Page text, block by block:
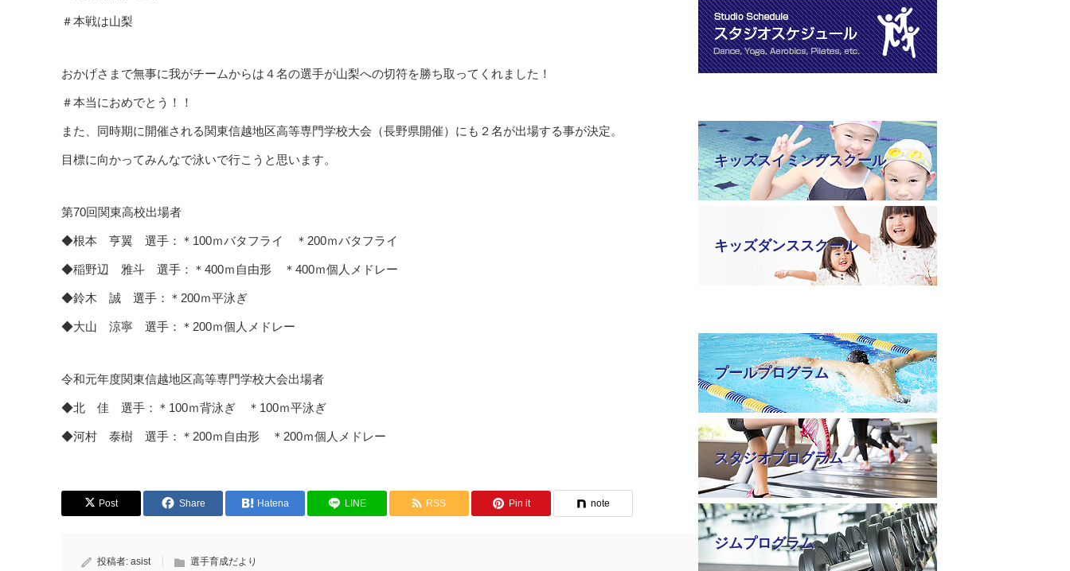
＃本戦は山梨
おかげさまで無事に我がチームからは４名の選手が山梨への切符を勝ち取ってくれました！
＃本当におめでとう！！
また、同時期に開催される関東信越地区高等専門学校大会（長野県開催）にも２名が出場する事が決定。
目標に向かってみんなで泳いで行こうと思います。
第70回関東高校出場者
◆根本 亨翼 選手：＊100ｍバタフライ ＊200ｍバタフライ
◆稲野辺 雅斗 選手：＊400ｍ自由形 ＊400ｍ個人メドレー
◆鈴木 誠 選手：＊200ｍ平泳ぎ
◆大山 涼寧 選手：＊200ｍ個人メドレー
令和元年度関東信越地区高等専門学校大会出場者
◆北 佳 選手：＊100ｍ背泳ぎ ＊100ｍ平泳ぎ
◆河村 泰樹 選手：＊200ｍ自由形 ＊200ｍ個人メドレー
Post Share Hatena LINE RSS Pin it note
投稿者: asist 選手育成だより
キッズスイミングスクール
キッズダンススクール
プールプログラム
スタジオプログラム
ジムプログラム